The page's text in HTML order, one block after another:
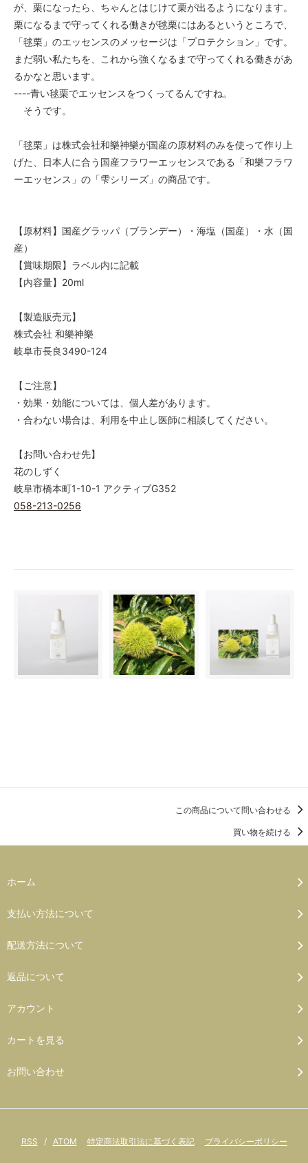
が、栗になったら、ちゃんとはじけて栗が出るようになります。
栗になるまで守ってくれる働きが毬栗にはあるというところで、
「毬栗」のエッセンスのメッセージは「プロテクション」です。
まだ弱い私たちを、これから強くなるまで守ってくれる働きがあ
るかなと思います。
----青い毬栗でエッセンスをつくってるんですね。
そうです。
「毬栗」は株式会社和樂神樂が国産の原材料のみを使って作り上
げた、日本人に合う国産フラワーエッセンスである「和樂フラワ
ーエッセンス」の「雫シリーズ」の商品です。
【原材料】国産グラッパ（ブランデー）・海塩（国産）・水（国
産）
【賞味期限】ラベル内に記載
【内容量】20ml
【製造販売元】
株式会社 和樂神樂
岐阜市長良3490-124
【ご注意】
・効果・効能については、個人差があります。
・合わない場合は、利用を中止し医師に相談してください。
【お問い合わせ先】
花のしずく
岐阜市橋本町1-10-1 アクティブG352
058-213-0256
この商品について問い合わせる
買い物を続ける
ホーム
支払い方法について
配送方法について
返品について
アカウント
カートを見る
お問い合わせ
RSS / ATOM 特定商法取引法に基づく表記 プライバシーポリシー